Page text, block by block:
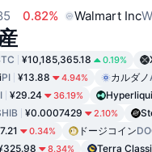
0.82% Walmart Inc
¥10,185,365.18 0.19%
PI ¥13.88 4.94% カルダノ
¥29.24 36.19%
¥0.0007429 2.10%
0.34% ドージコイン
8.34% Terra